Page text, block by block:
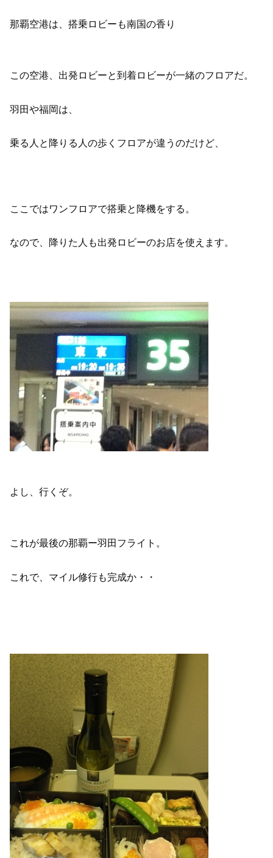
那覇空港は、搭乗ロビーも南国の香り
この空港、出発ロビーと到着ロビーが一緒のフロアだ。
羽田や福岡は、
乗る人と降りる人の歩くフロアが違うのだけど、
ここではワンフロアで搭乗と降機をする。
なので、降りた人も出発ロビーのお店を使えます。
よし、行くぞ。
これが最後の那覇ー羽田フライト。
これで、マイル修行も完成か・・